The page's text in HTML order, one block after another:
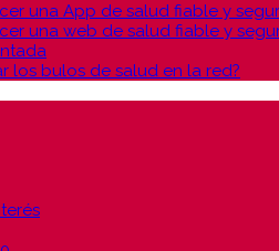
una App de salud fiable y
una web de salud fiable y
los bulos de salud en la red?